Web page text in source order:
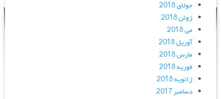
جولای 2018
ژوئن 2018
می 2018
آوریل 2018
مارس 2018
فوریه 2018
ژانویه 2018
دسامبر 2017